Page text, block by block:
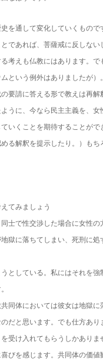
を通して変化していくもの
であれば、菩薩戒に反しな
考えも仏教にはあります。
という例外はありましたが
要請に答える形で教えは再
ように、今なら民主主義を、
いくことを期待することが
る解釈を提示したり。）も
てみましょう
士で性交渉した場合に女性の
獄に落ちてしまい、死刑に
としている。私にはそれを
同体においては彼女は地獄
だと思います。でも仕方あ
受け入れてもらうしかあり
びを感じます。共同体の価